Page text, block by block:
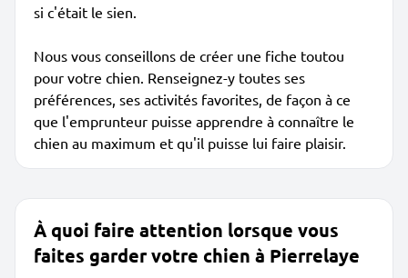
si c'était le sien.
Nous vous conseillons de créer une fiche toutou
pour votre chien. Renseignez-y toutes ses
préférences, ses activités favorites, de façon à ce
que l'emprunteur puisse apprendre à connaître le
chien au maximum et qu'il puisse lui faire plaisir.
À quoi faire attention lorsque vous
faites garder votre chien à Pierrelaye